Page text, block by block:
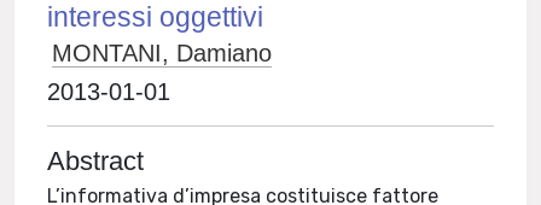
interessi oggettivi
MONTANI, Damiano
2013-01-01
Abstract
L’informativa d’impresa costituisce fattore